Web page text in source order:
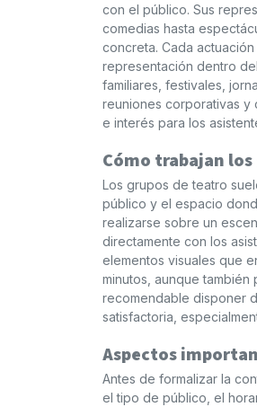
con el público. Sus
comedias hasta
concreta. Cada
representación dentro
familiares, festivales,
reuniones corporativas y
e interés para los
Cómo trabajan
Los grupos de teatro
público y el espacio
realizarse sobre un
directamente con los
elementos visuales que
minutos, aunque
recomendable disponer
satisfactoria,
Aspectos
Antes de formalizar la
el tipo de público, el